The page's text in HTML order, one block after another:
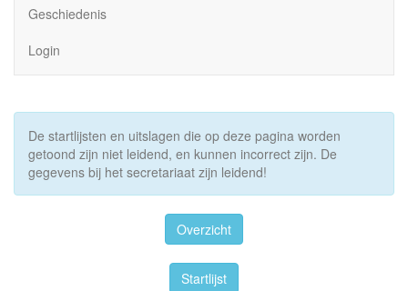
Geschiedenis
Login
De startlijsten en uitslagen die op deze pagina worden
getoond zijn niet leidend, en kunnen incorrect zijn. De
gegevens bij het secretariaat zijn leidend!
Overzicht
Startlijst